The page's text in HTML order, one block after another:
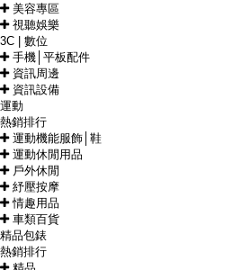
美容專區
視聽娛樂
3C | 數位
手機│平板配件
資訊周邊
資訊設備
運動
熱銷排行
運動機能服飾│鞋
運動休閒用品
戶外休閒
紓壓按摩
情趣用品
車類百貨
精品包錶
熱銷排行